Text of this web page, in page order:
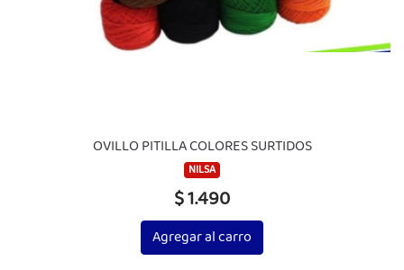
OVILLO PITILLA COLORES SURTIDOS
NILSA
$ 1.490
Agregar al carro